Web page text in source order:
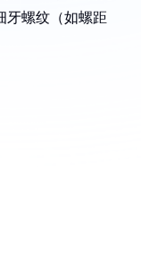
牙螺纹（如螺距